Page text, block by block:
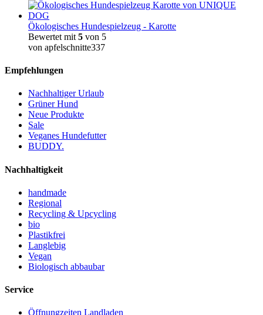
Ökologisches Hundespielzeug - Karotte
Bewertet mit 5 von 5
von apfelschnitte337
Empfehlungen
Nachhaltiger Urlaub
Grüner Hund
Neue Produkte
Sale
Veganes Hundefutter
BUDDY.
Nachhaltigkeit
handmade
Regional
Recycling & Upcycling
bio
Plastikfrei
Langlebig
Vegan
Biologisch abbaubar
Service
Öffnungzeiten Landladen